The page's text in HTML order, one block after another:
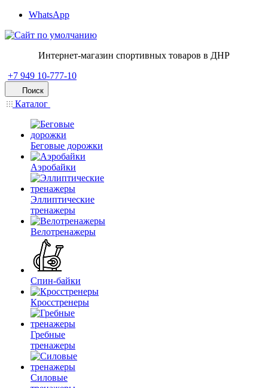
WhatsApp
Интернет-магазин спортивных товаров в ДНР
+7 949 10-777-10
Поиск
Каталог
Беговые дорожки
Аэробайки
Эллиптические
тренажеры
Велотренажеры
Спин-байки
Кросстренеры
Гребные
тренажеры
Силовые